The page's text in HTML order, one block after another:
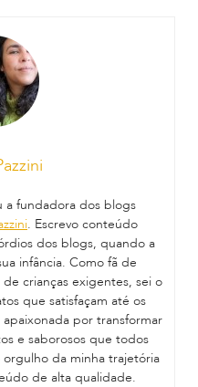
a fundadora dos blogs
. Escrevo conteúdo
dos blogs, quando a
infância. Como fã de
crianças exigentes, sei o
que satisfaçam até os
por transformar
e saborosos que todos
orgulho da minha trajetória
de alta qualidade.